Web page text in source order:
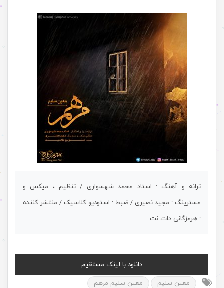
ترانه و آهنگ : استاد محمد شهسواری / تنظیم ، میکس و
مسترینگ : مجید نصیری / ضبط : استودیو کلاسیک / منتشر کننده
: هرمزگانی دات نت
دانلود با لینک مستقیم
معین سلیم
معین سلیم مرهم